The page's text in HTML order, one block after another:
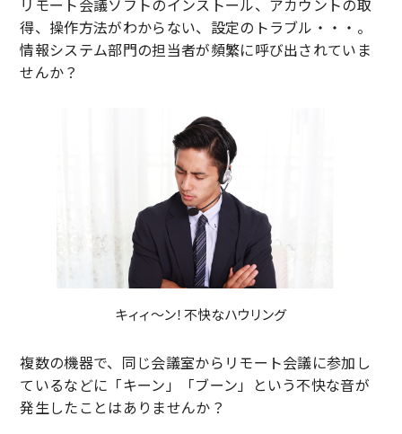
リモート会議ソフトのインストール、アカウントの取
得、操作方法がわからない、設定のトラブル・・・。
情報システム部門の担当者が頻繁に呼び出されていま
せんか？
キィィ～ン！不快なハウリング
複数の機器で、同じ会議室からリモート会議に参加し
ているなどに「キーン」「ブーン」という不快な音が
発生したことはありませんか？